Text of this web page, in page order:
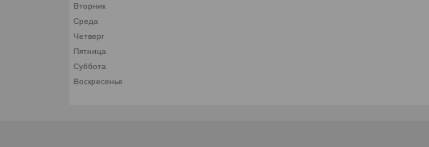
Вторник
Среда
Четверг
Пятница
Суббота
Воскресенье